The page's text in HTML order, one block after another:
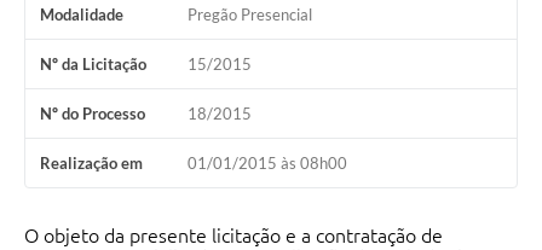
Modalidade Pregão Presencial
Nº da Licitação 15/2015
Nº do Processo 18/2015
Realização em 01/01/2015 às 08h00
O objeto da presente licitação e a contratação de